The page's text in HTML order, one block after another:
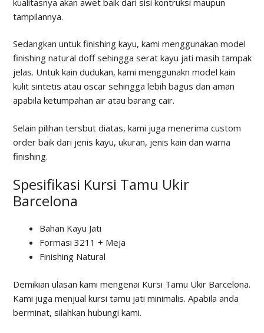
tampilannya.
Sedangkan untuk finishing kayu, kami menggunakan model
finishing natural doff sehingga serat kayu jati masih tampak
jelas. Untuk kain dudukan, kami menggunakn model kain
kulit sintetis atau oscar sehingga lebih bagus dan aman
apabila ketumpahan air atau barang cair.
Selain pilihan tersbut diatas, kami juga menerima custom
order baik dari jenis kayu, ukuran, jenis kain dan warna
finishing.
Spesifikasi Kursi Tamu Ukir
Barcelona
Bahan Kayu Jati
Formasi 3211 + Meja
Finishing Natural
Demikian ulasan kami mengenai Kursi Tamu Ukir Barcelona.
Kami juga menjual kursi tamu jati minimalis. Apabila anda
berminat, silahkan hubungi kami.